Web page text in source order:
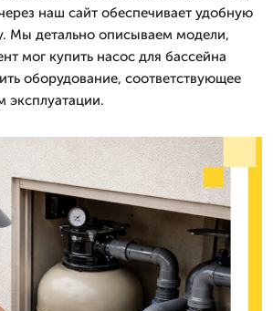
наш сайт обеспечивает удобную
Мы детально описываем модели,
мог купить насос для бассейна
оборудование, соответствующее
эксплуатации.